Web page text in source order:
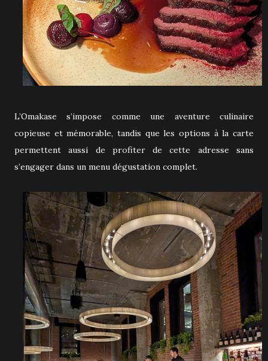
L’Omakase s’impose comme une aventure culinaire
copieuse et mémorable, tandis que les options à la carte
permettent aussi de profiter de cette adresse sans
s’engager dans un menu dégustation complet.